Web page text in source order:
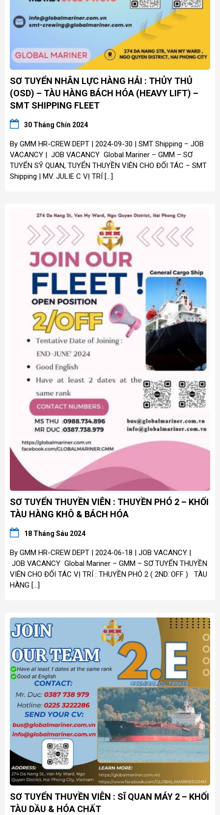
SƠ TUYỂN NHÂN LỰC HÀNG HẢI : THỦY THỦ
(OSD) – TÀU HÀNG BÁCH HÓA (HEAVY LIFT) –
SMT SHIPPING FLEET
30 Tháng Chín 2024
By GMM HR-CREW DEPT | 2024-09-30 | SMT Shipping – JOB
VACANCY | JOB VACANCY Global Mariner – GMM – SƠ
TUYỂN SỸ QUAN, TUYỂN THUYỀN VIÊN CHO ĐỐI TÁC – SMT
Shipping | MV. JULIE C VỊ TRÍ […]
SƠ TUYỂN THUYỀN VIÊN : THUYỀN PHÓ 2 – KHỐI
TÀU HÀNG KHÔ & BÁCH HÓA
18 Tháng Sáu 2024
By GMM HR-CREW DEPT | 2024-06-18 | JOB VACANCY |
JOB VACANCY Global Mariner – GMM – SƠ TUYỂN THUYỀN
VIÊN CHO ĐỐI TÁC VỊ TRÍ : THUYỀN PHÓ 2 ( 2ND. OFF ) TÀU
HÀNG […]
SƠ TUYỂN THUYỀN VIÊN : SĨ QUAN MÁY 2 – KHỐI
TÀU DẦU & HÓA CHẤT